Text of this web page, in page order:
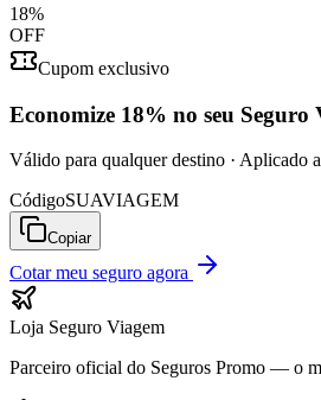
18%
OFF
Cupom exclusivo
Economize 18% no seu Seguro
Válido para qualquer destino · Aplicado
CódigoSUAVIAGEM
Copiar
Cotar meu seguro agora
Loja Seguro Viagem
Parceiro oficial do Seguros Promo — o